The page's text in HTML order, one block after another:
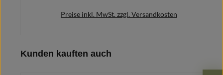
Preise inkl. MwSt. zzgl. Versandkosten
Produktgalerie überspringen
Kunden kauften auch